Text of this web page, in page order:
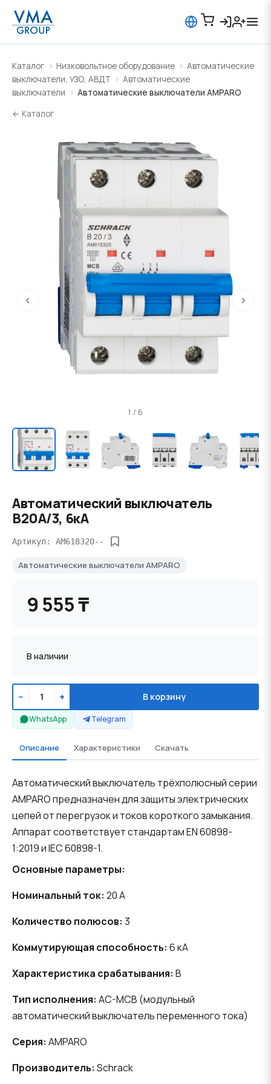
Каталог Низковольтное оборудование
Автоматические
выключатели, УЗО, АВДТ
Автоматические
выключатели
Автоматические выключатели AMPARO
← Каталог
‹ ›
1 / 6
Автоматический выключатель
B20А/3, 6кА
Артикул: AM618320--
Автоматические выключатели AMPARO
9 555 ₸
В наличии
− + В корзину
WhatsApp Telegram
Описание Характеристики Скачать
Автоматический выключатель трёхполюсный серии
AMPARO предназначен для защиты электрических
цепей от перегрузок и токов короткого замыкания.
Аппарат соответствует стандартам EN 60898-
1:2019 и IEC 60898-1.
Основные параметры:
Номинальный ток: 20 A
Количество полюсов: 3
Коммутирующая способность: 6 кА
Характеристика срабатывания: B
Тип исполнения: AC-MCB (модульный
автоматический выключатель переменного тока)
Серия: AMPARO
Производитель: Schrack